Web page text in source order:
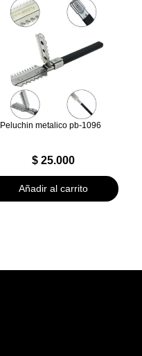
Peluchin metalico pb-1096
$25.000
Añadir al carrito